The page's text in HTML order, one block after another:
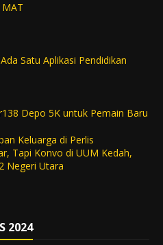
MAT
Satu Aplikasi Pendidikan
Depo 5K untuk Pemain Baru
Keluarga di Perlis
Tapi Konvo di UUM Kedah,
Negeri Utara
2024